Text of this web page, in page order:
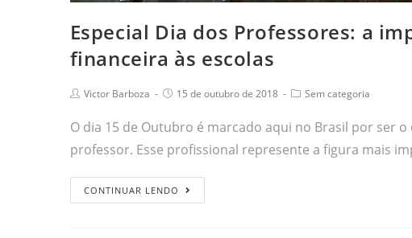
Especial Dia dos Professores: a
financeira às escolas
Victor Barboza 15 de outubro de 2018 Sem categoria
O dia 15 de Outubro é marcado aqui no Brasil por ser
professor. Esse profissional represente a figura mais
CONTINUAR LENDO